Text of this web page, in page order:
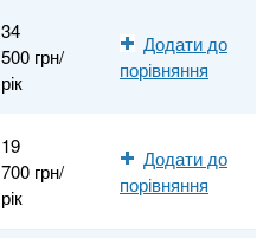
34
500 грн/
рік
Додати до
порівняння
19
700 грн/
рік
Додати до
порівняння